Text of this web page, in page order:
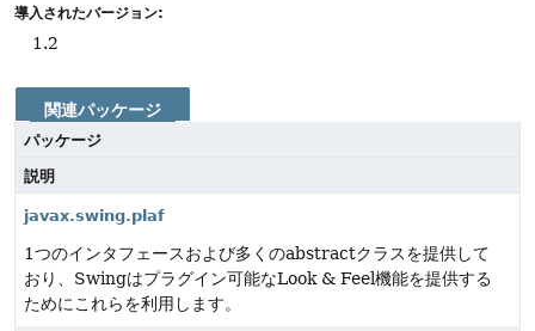
導入されたバージョン:
1.2
関連パッケージ
パッケージ
説明
javax.swing.plaf
1つのインタフェースおよび多くのabstractクラスを提供して
おり、Swingはプラグイン可能なLook & Feel機能を提供する
ためにこれらを利用します。